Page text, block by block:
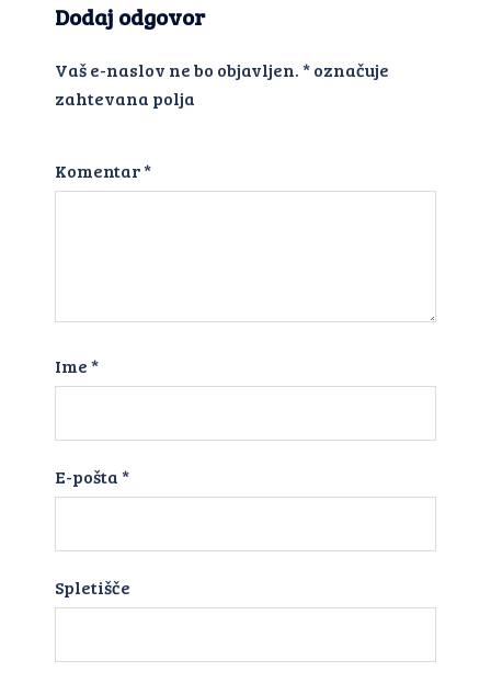
Dodaj odgovor
Vaš e-naslov ne bo objavljen.*označuje
zahtevana polja
Komentar*
Ime*
E-pošta*
Spletišče